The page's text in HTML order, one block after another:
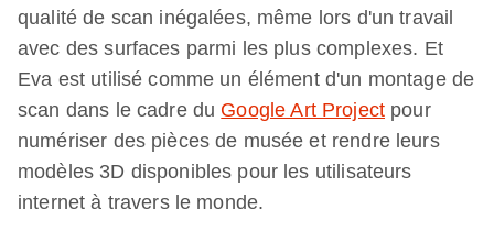
qualité de scan inégalées, même lors d'un travail
avec des surfaces parmi les plus complexes. Et
Eva est utilisé comme un élément d'un montage de
scan dans le cadre du Google Art Project pour
numériser des pièces de musée et rendre leurs
modèles 3D disponibles pour les utilisateurs
internet à travers le monde.